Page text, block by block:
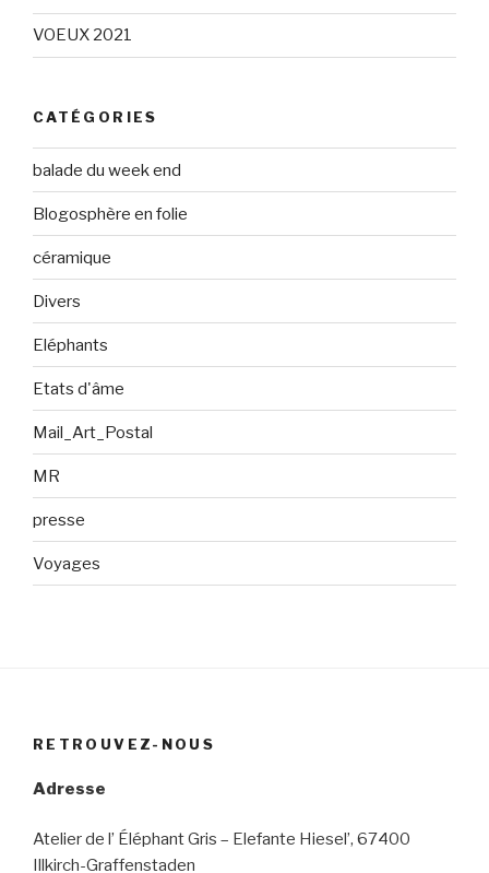
VOEUX 2021
CATÉGORIES
balade du week end
Blogosphère en folie
céramique
Divers
Eléphants
Etats d'âme
Mail_Art_Postal
MR
presse
Voyages
RETROUVEZ-NOUS
Adresse
Atelier de l’ Éléphant Gris – Elefante Hiesel’, 67400
Illkirch-Graffenstaden